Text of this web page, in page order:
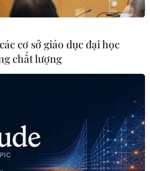
Xung đột tại
Nursultan Nazarbayev cho rằng
Đông Ukraine là “vô nghĩa,”
và Ukraine tìm cách giải quyết
cơ sở giáo dục đại học
chất lượng